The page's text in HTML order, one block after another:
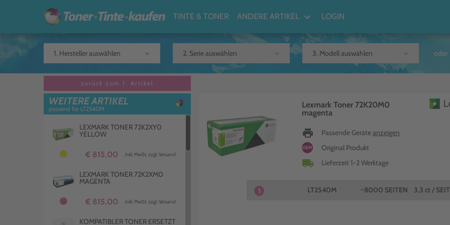
TINTE & TONER ANDERE ARTIKEL keyboard_arrow_down LOGIN
oder
zurück zum 1. Artikel
WEITERE ARTIKEL
passend für LT2540M
LEXMARK TONER 72K2XY0
YELLOW
€ 815,00 inkl. MwSt. zzgl. Versand
LEXMARK TONER 72K2XM0
MAGENTA
€ 815,00 inkl. MwSt. zzgl. Versand
KOMPATIBLER TONER ERSETZT
Lexmark Toner 72K20M0
magenta
print Passende Geräteanzeigen
OEM Original Produkt
local_shipping Lieferzeit 1-2 Werktage
1 LT2540M ~8000 SEITEN 3,3 ct /